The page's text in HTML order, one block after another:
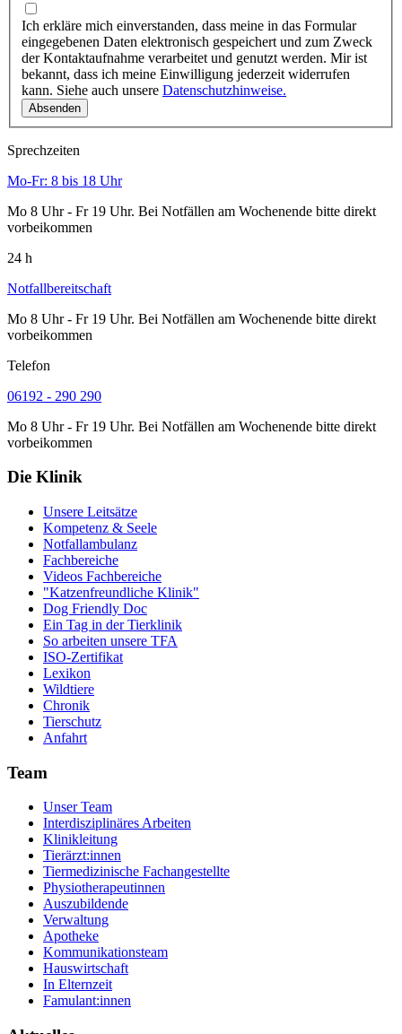
Ich erkläre mich einverstanden, dass meine in das Formular
eingegebenen Daten elektronisch gespeichert und zum Zweck
der Kontaktaufnahme verarbeitet und genutzt werden. Mir ist
bekannt, dass ich meine Einwilligung jederzeit widerrufen
kann. Siehe auch unsere Datenschutzhinweise.
Sprechzeiten
Mo-Fr: 8 bis 18 Uhr
Mo 8 Uhr - Fr 19 Uhr. Bei Notfällen am Wochenende bitte direkt
vorbeikommen
24 h
Notfallbereitschaft
Mo 8 Uhr - Fr 19 Uhr. Bei Notfällen am Wochenende bitte direkt
vorbeikommen
Telefon
06192 - 290 290
Mo 8 Uhr - Fr 19 Uhr. Bei Notfällen am Wochenende bitte direkt
vorbeikommen
Die Klinik
Unsere Leitsätze
Kompetenz & Seele
Notfallambulanz
Fachbereiche
Videos Fachbereiche
"Katzenfreundliche Klinik"
Dog Friendly Doc
Ein Tag in der Tierklinik
So arbeiten unsere TFA
ISO-Zertifikat
Lexikon
Wildtiere
Chronik
Tierschutz
Anfahrt
Team
Unser Team
Interdisziplinäres Arbeiten
Klinikleitung
Tierärzt:innen
Tiermedizinische Fachangestellte
Physiotherapeutinnen
Auszubildende
Verwaltung
Apotheke
Kommunikationsteam
Hauswirtschaft
In Elternzeit
Famulant:innen